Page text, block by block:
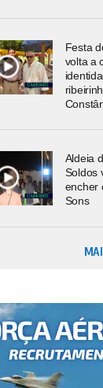
Festa
volta a
Aldeia
Soldos
encher
Sons